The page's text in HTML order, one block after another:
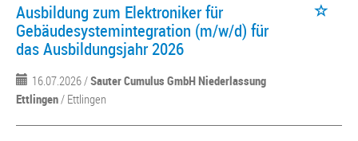
Ausbildung zum Elektroniker für
Gebäudesystemintegration (m/w/d) für
das Ausbildungsjahr 2026
16.07.2026 /Sauter Cumulus GmbH Niederlassung
Ettlingen/ Ettlingen